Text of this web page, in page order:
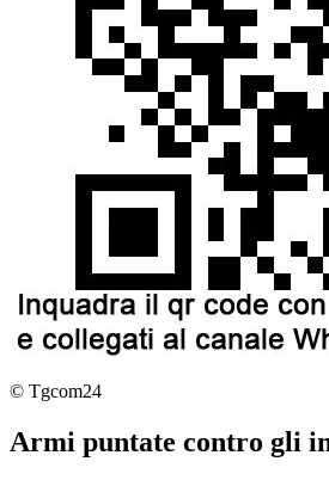
© Tgcom24
Armi puntate contro gli